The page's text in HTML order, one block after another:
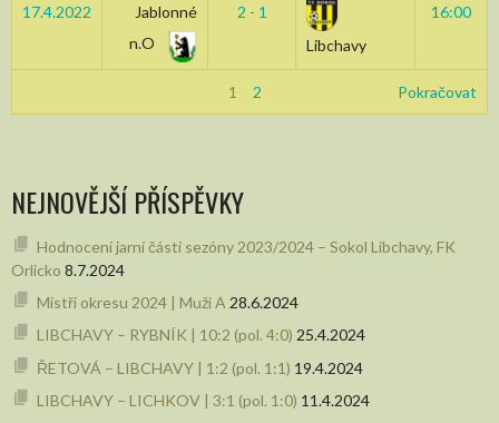
17.4.2022
Jablonné
n.O
2 - 1
Libchavy
16:00
1 2 Pokračovat
NEJNOVĚJŠÍ PŘÍSPĚVKY
Hodnocení jarní části sezóny 2023/2024 – Sokol Libchavy, FK
Orlicko 8.7.2024
Mistři okresu 2024 | Muži A 28.6.2024
LIBCHAVY – RYBNÍK | 10:2 (pol. 4:0) 25.4.2024
ŘETOVÁ – LIBCHAVY | 1:2 (pol. 1:1) 19.4.2024
LIBCHAVY – LICHKOV | 3:1 (pol. 1:0) 11.4.2024